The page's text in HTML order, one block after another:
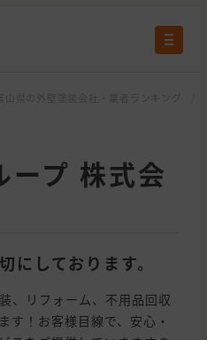
ープ 株式会
にしております。
、リフォーム、不用品回収
す！お客様目線で、安心・